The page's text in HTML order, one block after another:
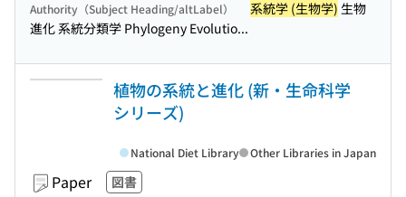
Authority（Subject Heading/altLabel） 系統学 (生物学) 生物
進化 系統分類学 Phylogeny Evolutio...
植物の系統と進化 (新・生命科学
シリーズ)
Paper 図書
National Diet Library Other Libraries in Japan